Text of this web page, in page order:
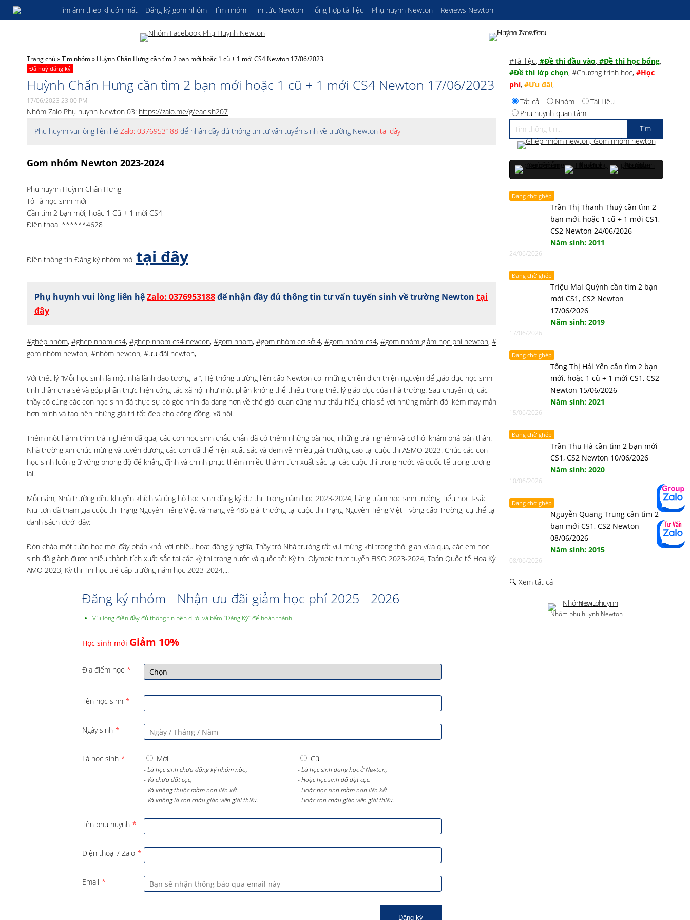
Tìm ảnh theo khuôn mặt Đăng ký gom nhóm Tìm nhóm Tin tức Newton Tổng hợp tài liệu Phụ huynh Newton Reviews Newton
Trang chủ»Tìm nhóm» Huỳnh Chấn Hưng cần tìm 2 bạn mới hoặc 1 cũ + 1 mới CS4 Newton 17/06/2023
Đã huỷ đăng ký
Huỳnh Chấn Hưng cần tìm 2 bạn mới hoặc 1 cũ + 1 mới CS4 Newton 17/06/2023
17/06/2023 23:00 PM
Nhóm Zalo Phụ huynh Newton 03: https://zalo.me/g/eacish207
Phụ huynh vui lòng liên hệ Zalo: 0376953188 để nhận đầy đủ thông tin tư vấn tuyển sinh về trường Newton tại đây
Gom nhóm Newton 2023-2024
Phụ huynh Huỳnh Chấn Hưng
Tôi là học sinh mới
Cần tìm 2 bạn mới, hoặc 1 Cũ + 1 mới CS4
Điện thoại ******4628
Điền thông tin Đăng ký nhóm mới tại đây
Phụ huynh vui lòng liên hệZalo: 0376953188để nhận đầy đủ thông tin tư vấn tuyển sinh về trường Newton tại
đây
#ghép nhóm, #ghep nhom cs4, #ghep nhom cs4 newton, #gom nhom, #gom nhóm cơ sở 4, #gom nhóm cs4, #gom nhóm giảm học phí newton, #
gom nhóm newton, #nhóm newton, #ưu đãi newton,
Với triết lý “Mỗi học sinh là một nhà lãnh đạo tương lai”, Hệ thống trường liên cấp Newton coi những chiến dịch thiện nguyện để giáo dục học sinh
tinh thần chia sẻ và góp phần thực hiện công tác xã hội như một phần không thể thiếu trong triết lý giáo dục của nhà trường. Sau chuyến đi, các
thầy cô cùng các con học sinh đã thực sự có góc nhìn đa dạng hơn về thế giới quan cũng như thấu hiểu, chia sẻ với những mảnh đời kém may mắn
hơn mình và tạo nên những giá trị tốt đẹp cho cộng đồng, xã hội.
Thêm một hành trình trải nghiệm đã qua, các con học sinh chắc chắn đã có thêm những bài học, những trải nghiệm và cơ hội khám phá bản thân.
Nhà trường xin chúc mừng và tuyên dương các con đã thể hiện xuất sắc và đem về nhiều giải thưởng cao tại cuộc thi ASMO 2023. Chúc các con
học sinh luôn giữ vững phong độ để khẳng định và chinh phục thêm nhiều thành tích xuất sắc tại các cuộc thi trong nước và quốc tế trong tương
lai.
Mỗi năm, Nhà trường đều khuyến khích và ủng hộ học sinh đăng ký dự thi. Trong năm học 2023-2024, hàng trăm học sinh trường Tiểu học I-sắc
Niu-tơn đã tham gia cuộc thi Trạng Nguyên Tiếng Việt và mang về 485 giải thưởng tại cuộc thi Trạng Nguyên Tiếng Việt - vòng cấp Trường, cụ thể tại
danh sách dưới đây:
Đón chào một tuần học mới đầy phấn khởi với nhiều hoạt động ý nghĩa, Thầy trò Nhà trường rất vui mừng khi trong thời gian vừa qua, các em học
sinh đã giành được nhiều thành tích xuất sắc tại các kỳ thi trong nước và quốc tế: Kỳ thi Olympic trực tuyến FISO 2023-2024, Toán Quốc tế Hoa Kỳ
AMO 2023, Kỳ thi Tin học trẻ cấp trường năm học 2023-2024,...
Đăng ký nhóm - Nhận ưu đãi giảm học phí 2025 - 2026
Vùi lòng điền đầy đủ thông tin bên dưới và bấm “Đăng Ký” để hoàn thành.
Học sinh mới Giảm 10%
Địa điểm học *
Tên học sinh *
Ngày sinh *
Là học sinh * Mới
- Là học sinh chưa đăng ký nhóm nào,
- Và chưa đặt cọc,
- Và không thuộc mầm non liên kết.
- Và không là con cháu giáo viên giới thiệu.
Cũ
- Là học sinh đang học ở Newton,
- Hoặc học sinh đã đặt cọc.
- Hoặc học sinh mầm non liên kết
- Hoặc con cháu giáo viên giới thiệu.
Tên phụ huynh *
Điện thoại / Zalo *
Email *
Đăng ký
#Tài liệu, #Đề thi đầu vào, #Đề thi học bổng,
#Đề thi lớp chọn, #Chương trình học, #Học
phí, #Ưu đãi,
Tất cả
Nhóm
Tài Liệu
Phụ huynh quan tâm
Đang chờ ghép
Trần Thị Thanh Thuỷ cần tìm 2
bạn mới, hoặc 1 cũ + 1 mới CS1,
CS2 Newton 24/06/2026
Năm sinh: 2011
24/06/2026
Đang chờ ghép
Triệu Mai Quỳnh cần tìm 2 bạn
mới CS1, CS2 Newton
17/06/2026
Năm sinh: 2019
17/06/2026
Đang chờ ghép
Tống Thị Hải Yến cần tìm 2 bạn
mới, hoặc 1 cũ + 1 mới CS1, CS2
Newton 15/06/2026
Năm sinh: 2021
15/06/2026
Đang chờ ghép
Trần Thu Hà cần tìm 2 bạn mới
CS1, CS2 Newton 10/06/2026
Năm sinh: 2020
10/06/2026
Đang chờ ghép
Nguyễn Quang Trung cần tìm 2
bạn mới CS1, CS2 Newton
08/06/2026
Năm sinh: 2015
08/06/2026
🔍 Xem tất cả
Nhóm phụ huynh Newton